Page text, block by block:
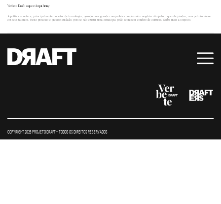
Verbete Draft: o que é Acqui-hiring
A prática acontece, principalmente no setor de tecnologia, quando uma grande companhia compra outro negócio não pelo o que ele produz, mas pelo interesse
em seus talentos. Neste processo é preciso cuidado, pois se não existir uma estratégia pode acontecer conflito de culturas. Saiba mais a respeito.
COPYRIGHT 2026 PROJETO DRAFT – TODOS OS DIREITOS RESERVADOS